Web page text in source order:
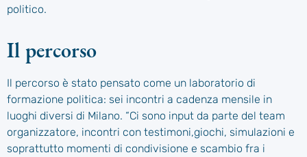
politico.
Il percorso
Il percorso è stato pensato come un laboratorio di
formazione politica: sei incontri a cadenza mensile in
luoghi diversi di Milano. “Ci sono input da parte del team
organizzatore, incontri con testimoni,giochi, simulazioni e
soprattutto momenti di condivisione e scambio fra i